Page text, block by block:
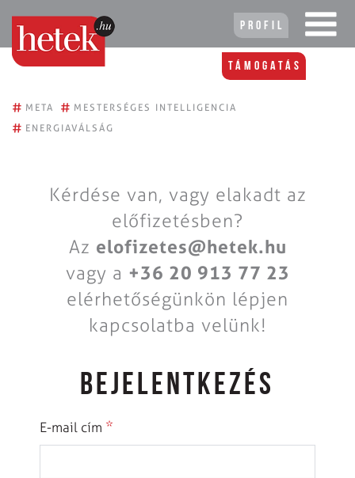
Profil
Támogatás
# META # MESTERSÉGES INTELLIGENCIA
# ENERGIAVÁLSÁG
Kérdése van, vagy elakadt az
előfizetésben?
Az elofizetes@hetek.hu
vagy a +36 20 913 77 23
elérhetőségünkön lépjen
kapcsolatba velünk!
BEJELENTKEZÉS
E-mail cím *